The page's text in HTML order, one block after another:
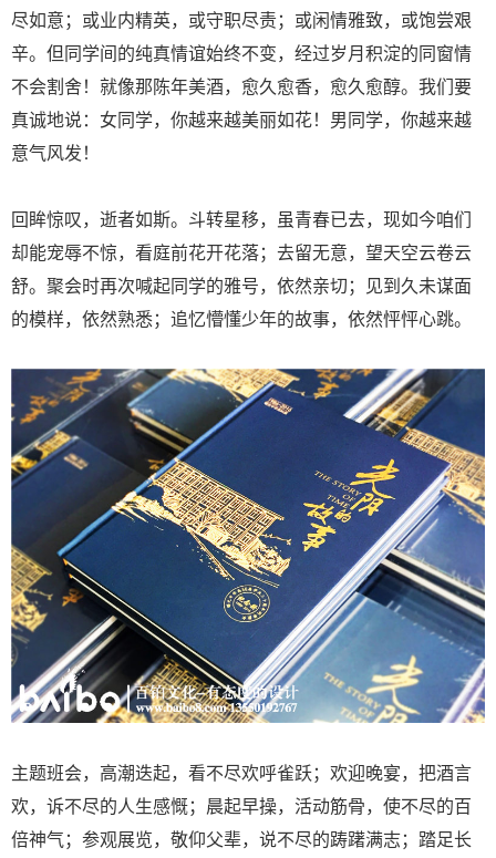
尽如意；或业内精英，或守职尽责；或闲情雅致，或饱尝艰
辛。但同学间的纯真情谊始终不变，经过岁月积淀的同窗情
不会割舍！就像那陈年美酒，愈久愈香，愈久愈醇。我们要
真诚地说：女同学，你越来越美丽如花！男同学，你越来越
意气风发！
回眸惊叹，逝者如斯。斗转星移，虽青春已去，现如今咱们
却能宠辱不惊，看庭前花开花落；去留无意，望天空云卷云
舒。聚会时再次喊起同学的雅号，依然亲切；见到久未谋面
的模样，依然熟悉；追忆懵懂少年的故事，依然怦怦心跳。
主题班会，高潮迭起，看不尽欢呼雀跃；欢迎晚宴，把酒言
欢，诉不尽的人生感慨；晨起早操，活动筋骨，使不尽的百
倍神气；参观展览，敬仰父辈，说不尽的踌躇满志；踏足长